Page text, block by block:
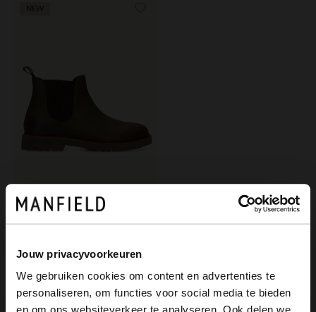
Jouw privacyvoorkeuren
We gebruiken cookies om content en advertenties te
personaliseren, om functies voor social media te bieden
Manfield
Grüne Chelsea Boots aus Nubukleder